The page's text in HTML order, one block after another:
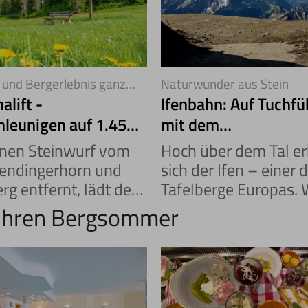
Bergerlebnis ganz
-
auf 1.450
Steinwurf vom
und
entfernt, lädt der
dazu ein, die
Seite des Sommers
zu
Naturwunder aus Stein
Ifenbahn: Auf
mit dem
Gottesackerplateau
Hoch über dem Tal
sich der Ifen – einer
Tafelberge Europas.
mit der Ifenbahn
hinaufgleitet, taucht
Welt aus Steinen,
spektakulärer Natur.
Bergsommer